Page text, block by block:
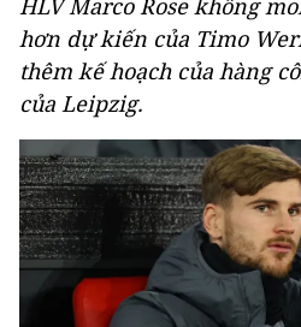
HLV Marco Rose không
hơn dự kiến của Timo
thêm kế hoạch của hàng
của Leipzig.